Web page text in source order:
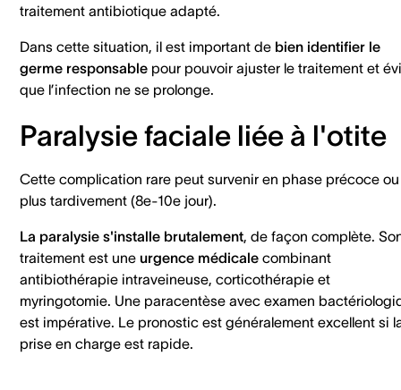
traitement antibiotique adapté.
Dans cette situation, il est important de bien identifier le
germe responsable pour pouvoir ajuster le traitement et
que l’infection ne se prolonge.
Paralysie faciale liée à l'otite
Cette complication rare peut survenir en phase précoce ou
plus tardivement (8e-10e jour).
La paralysie s'installe brutalement, de façon complète.
traitement est une urgence médicale combinant
antibiothérapie intraveineuse, corticothérapie et
myringotomie. Une paracentèse avec examen
est impérative. Le pronostic est généralement excellent si
prise en charge est rapide.